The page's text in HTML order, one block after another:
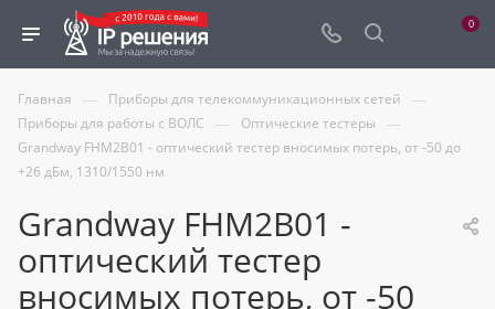
0
Главная — Приборы для телекоммуникационных сетей —
Приборы для работы с ВОЛС — Оптические тестеры —
Grandway FHM2B01 - оптический тестер вносимых потерь, от -50 до
+26 дБм, 1310/1550 нм
Grandway FHM2B01 -
оптический тестер
вносимых потерь, от -50